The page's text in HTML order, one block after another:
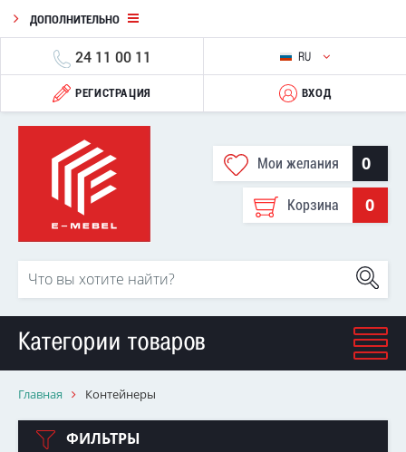
ДОПОЛНИТЕЛЬНО
24 11 00 11 RU
РЕГИСТРАЦИЯ ВХОД
Мои желания 0
Корзина 0
Категории товаров
Главная Контейнеры
ФИЛЬТРЫ